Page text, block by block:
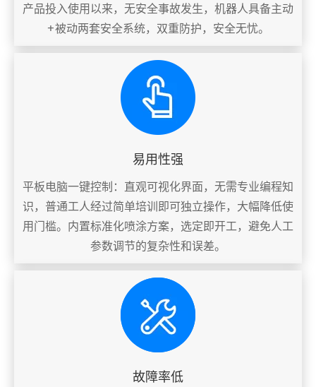
产品投入使用以来，无安全事故发生，机器人具备主动
+被动两套安全系统，双重防护，安全无忧。
易用性强
平板电脑一键控制：直观可视化界面，无需专业编程知
识，普通工人经过简单培训即可独立操作，大幅降低使
用门槛。内置标准化喷涂方案，选定即开工，避免人工
参数调节的复杂性和误差。
故障率低